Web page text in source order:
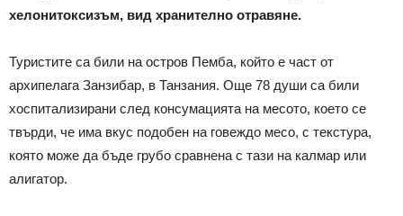
хелонитоксизъм, вид хранително отравяне.
Туристите са били на остров Пемба, който е част от
архипелага Занзибар, в Танзания. Още 78 души са били
хоспитализирани след консумацията на месото, което се
твърди, че има вкус подобен на говеждо месо, с текстура,
която може да бъде грубо сравнена с тази на калмар или
алигатор.